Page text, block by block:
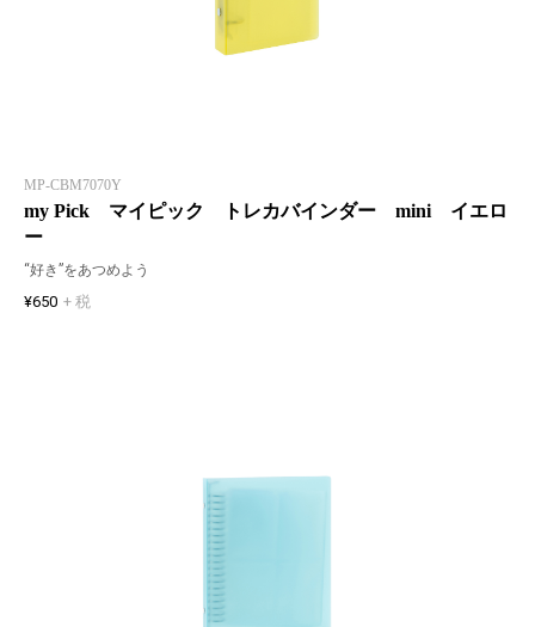
MP-CBM7070Y
my Pick マイピック トレカバインダー mini イエロ
ー
“好き”をあつめよう
¥650 + 税